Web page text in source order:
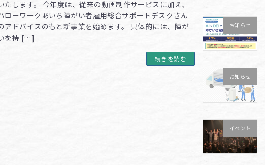
たします。 今年度は、従来の動画制作サービスに加え、
ローワークあいち障がい者雇用総合サポートデスクさん
アドバイスのもと新事業を始めます。 具体的には、障が
を持 […]
続きを読む
お知らせ
お知らせ
イベント